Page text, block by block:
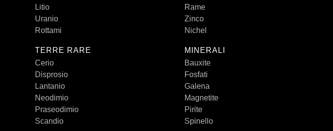
Litio
Uranio
Rottami
TERRE RARE
Cerio
Disprosio
Lantanio
Neodimio
Praseodimio
Scandio
Rame
Zinco
Nichel
MINERALI
Bauxite
Fosfati
Galena
Magnetite
Pirite
Spinello